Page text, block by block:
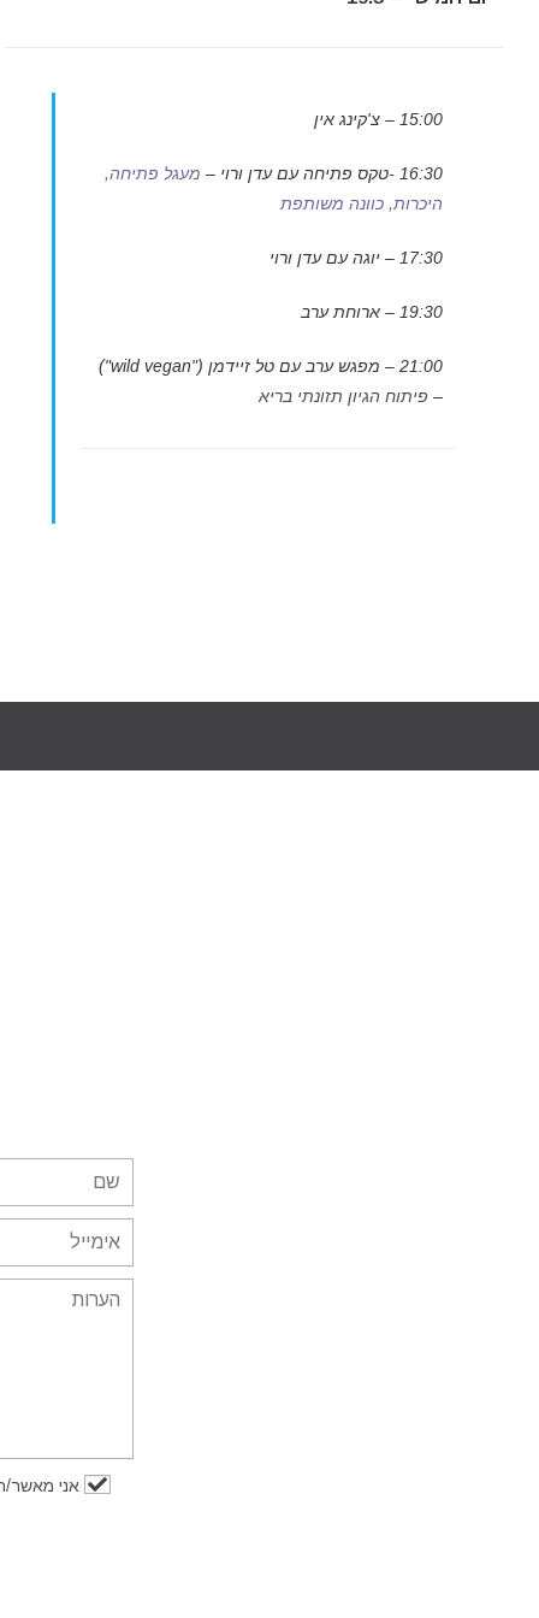
15:00 – צ'קינג אין
16:30 -טקס פתיחה עם עדן ורוי –
מעגל פתיחה,
היכרות, כוונה משותפת
17:30 – יוגה עם עדן ורוי
19:30 – ארוחת ערב
21:00 – מפגש ערב עם טל זיידמן ("wild vegan")
– פיתוח הגיון תזונתי בריא
אני מאשר/